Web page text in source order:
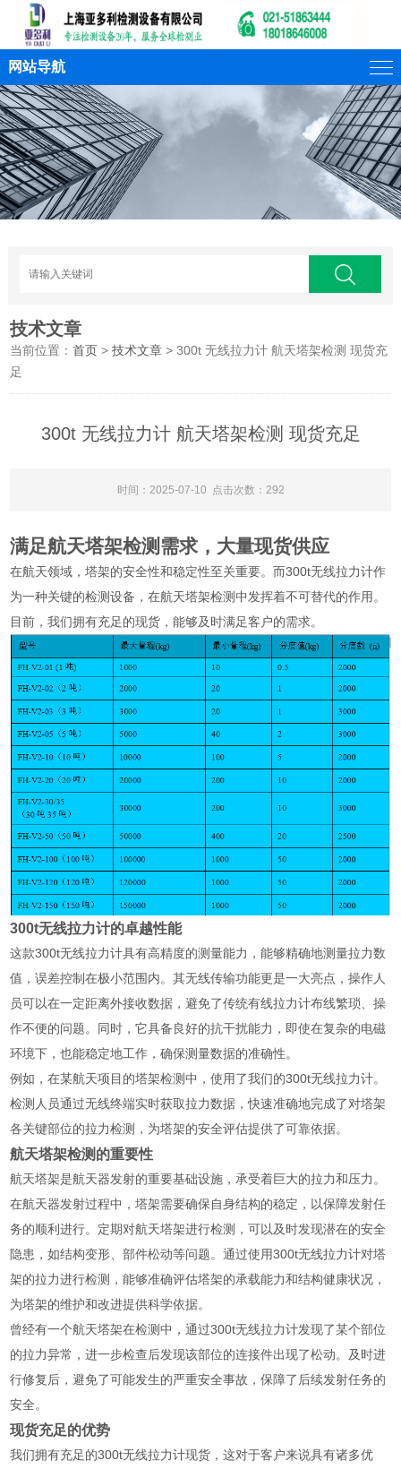
网站导航
技术文章
当前位置：首页 >技术文章 > 300t 无线拉力计 航天塔架检测 现货充
足
300t 无线拉力计 航天塔架检测 现货充足
时间：2025-07-10 点击次数：292
满足航天塔架检测需求，大量现货供应
在航天领域，塔架的安全性和稳定性至关重要。而300t无线拉力计作
为一种关键的检测设备，在航天塔架检测中发挥着不可替代的作用。
目前，我们拥有充足的现货，能够及时满足客户的需求。
300t无线拉力计的卓越性能
这款300t无线拉力计具有高精度的测量能力，能够精确地测量拉力数
值，误差控制在极小范围内。其无线传输功能更是一大亮点，操作人
员可以在一定距离外接收数据，避免了传统有线拉力计布线繁琐、操
作不便的问题。同时，它具备良好的抗干扰能力，即使在复杂的电磁
环境下，也能稳定地工作，确保测量数据的准确性。
例如，在某航天项目的塔架检测中，使用了我们的300t无线拉力计。
检测人员通过无线终端实时获取拉力数据，快速准确地完成了对塔架
各关键部位的拉力检测，为塔架的安全评估提供了可靠依据。
航天塔架检测的重要性
航天塔架是航天器发射的重要基础设施，承受着巨大的拉力和压力。
在航天器发射过程中，塔架需要确保自身结构的稳定，以保障发射任
务的顺利进行。定期对航天塔架进行检测，可以及时发现潜在的安全
隐患，如结构变形、部件松动等问题。通过使用300t无线拉力计对塔
架的拉力进行检测，能够准确评估塔架的承载能力和结构健康状况，
为塔架的维护和改进提供科学依据。
曾经有一个航天塔架在检测中，通过300t无线拉力计发现了某个部位
的拉力异常，进一步检查后发现该部位的连接件出现了松动。及时进
行修复后，避免了可能发生的严重安全事故，保障了后续发射任务的
安全。
现货充足的优势
我们拥有充足的300t无线拉力计现货，这对于客户来说具有诸多优